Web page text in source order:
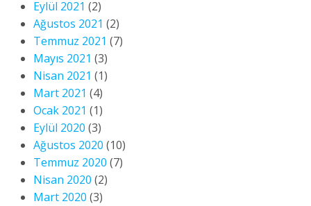
Eylül 2021 (2)
Ağustos 2021 (2)
Temmuz 2021 (7)
Mayıs 2021 (3)
Nisan 2021 (1)
Mart 2021 (4)
Ocak 2021 (1)
Eylül 2020 (3)
Ağustos 2020 (10)
Temmuz 2020 (7)
Nisan 2020 (2)
Mart 2020 (3)